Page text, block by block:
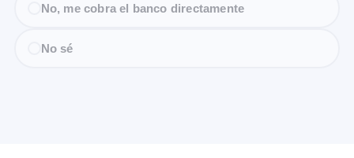
No, me cobra el banco directamente
No sé